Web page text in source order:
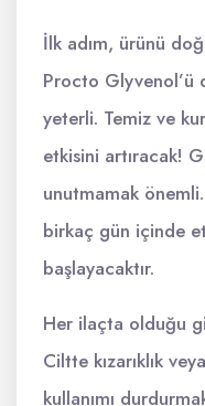
İlk adım, ürünü
Procto Glyvenol’ü
yeterli. Temiz ve
etkisini artıracak!
unutmamak
birkaç gün içinde
başlayacaktır.
Her ilaçta olduğu
Ciltte kızarıklık
kullanımı